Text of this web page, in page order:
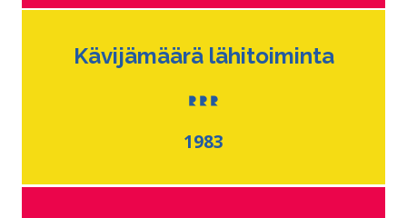
Kävijämäärä lähitoiminta
1983